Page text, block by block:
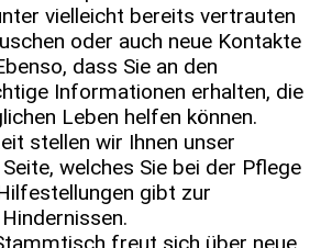
vielleicht bereits vertrauten
oder auch neue Kontakte
dass Sie an den
Informationen erhalten, die
Leben helfen können.
stellen wir Ihnen unser
welches Sie bei der Pflege
gibt zur
freut sich über neue